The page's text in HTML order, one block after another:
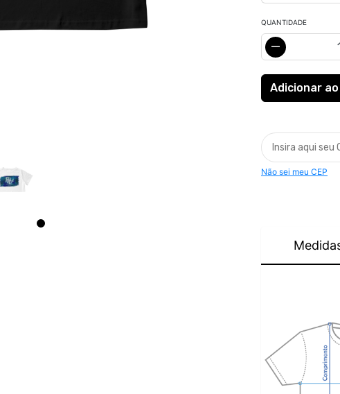
QUANTIDADE
Não sei meu CEP